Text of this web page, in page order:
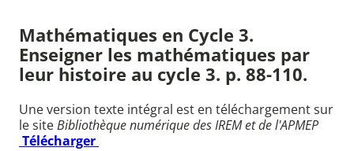
Mathématiques en Cycle 3.
Enseigner les mathématiques par
leur histoire au cycle 3. p. 88-110.
Une version texte intégral est en téléchargement sur
le siteBibliothèque numérique des IREM et de l'APMEP
Télécharger